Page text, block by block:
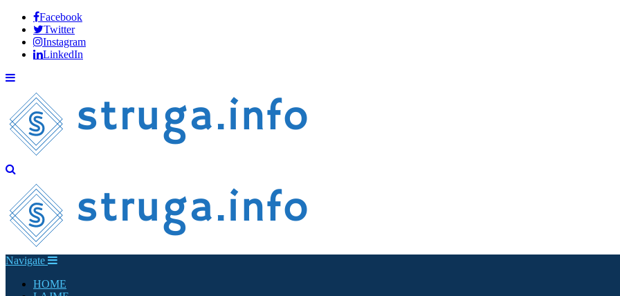
Facebook
Twitter
Instagram
LinkedIn
Navigate
HOME